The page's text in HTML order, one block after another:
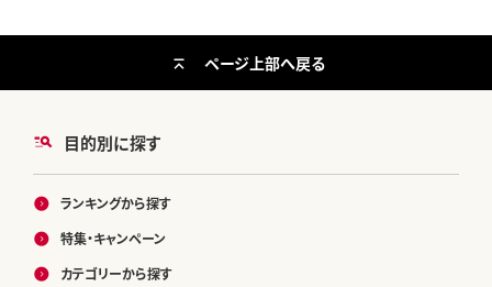
目的別に探す
ランキングから探す
特集・キャンペーン
カテゴリーから探す
ページ上部へ戻る